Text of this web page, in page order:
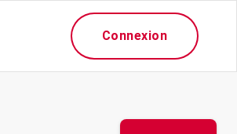
Connexion